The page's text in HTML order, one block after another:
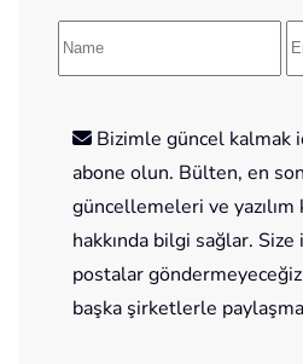
Bizimle güncel kalmak
abone olun. Bülten, en son
güncellemeleri ve yazılım
hakkında bilgi sağlar.
postalar
başka şirketlerle